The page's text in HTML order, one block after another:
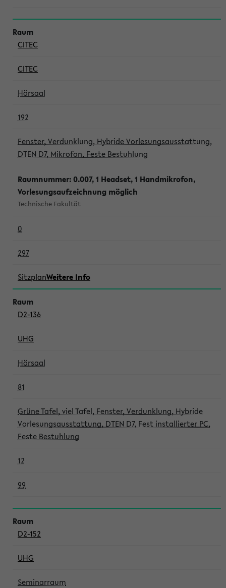
CITEC
CITEC
Hörsaal
192
Fenster, Verdunklung, Hybride Vorlesungsausstattung,
DTEN D7, Mikrofon, Feste Bestuhlung
Raumnummer: 0.007, 1 Headset, 1 Handmikrofon,
Vorlesungsaufzeichnung möglich
Technische Fakultät
0
297
SitzplanWeitere Info
D2-136
UHG
Hörsaal
81
Grüne Tafel, viel Tafel, Fenster, Verdunklung, Hybride
Vorlesungsausstattung, DTEN D7, Fest installierter PC,
Feste Bestuhlung
12
99
D2-152
UHG
Seminarraum